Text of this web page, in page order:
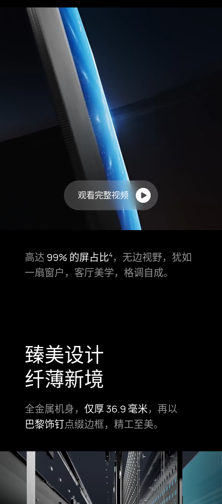
观看完整视频
高达 99% 的屏占比4，无边视野，犹如
一扇窗户， 客厅美学，格调自成。
臻美设计
纤薄新境
全金属机身， 仅厚 36.9 毫米，再以
巴黎饰钉点缀边框，精工至美。